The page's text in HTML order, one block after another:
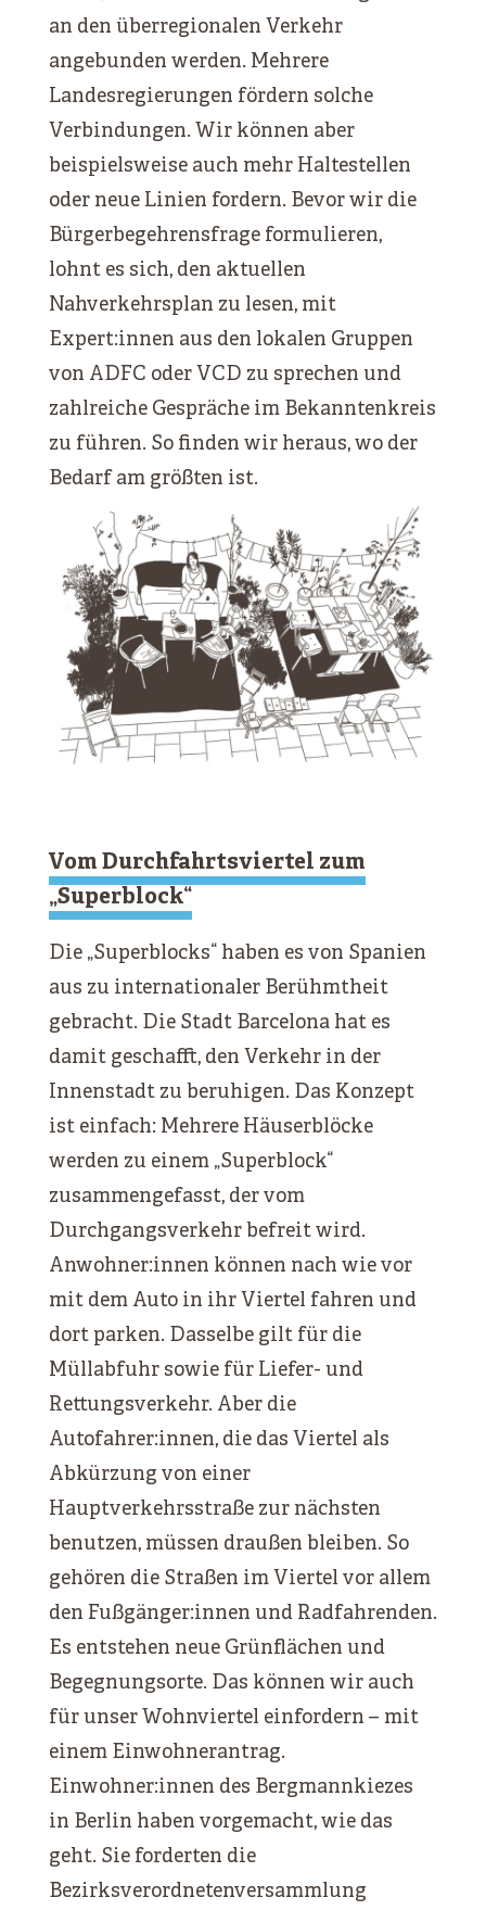
an den überregionalen Verkehr
angebunden werden. Mehrere
Landesregierungen fördern solche
Verbindungen. Wir können aber
beispielsweise auch mehr Haltestellen
oder neue Linien fordern. Bevor wir die
Bürgerbegehrensfrage formulieren,
lohnt es sich, den aktuellen
Nahverkehrsplan zu lesen, mit
Expert:innen aus den lokalen Gruppen
von ADFC oder VCD zu sprechen und
zahlreiche Gespräche im Bekanntenkreis
zu führen. So finden wir heraus, wo der
Bedarf am größten ist.
Vom Durchfahrtsviertel zum
„Superblock“
Die „Superblocks“ haben es von Spanien
aus zu internationaler Berühmtheit
gebracht. Die Stadt Barcelona hat es
damit geschafft, den Verkehr in der
Innenstadt zu beruhigen. Das Konzept
ist einfach: Mehrere Häuserblöcke
werden zu einem „Superblock“
zusammengefasst, der vom
Durchgangsverkehr befreit wird.
Anwohner:innen können nach wie vor
mit dem Auto in ihr Viertel fahren und
dort parken. Dasselbe gilt für die
Müllabfuhr sowie für Liefer- und
Rettungsverkehr. Aber die
Autofahrer:innen, die das Viertel als
Abkürzung von einer
Hauptverkehrsstraße zur nächsten
benutzen, müssen draußen bleiben. So
gehören die Straßen im Viertel vor allem
den Fußgänger:innen und Radfahrenden.
Es entstehen neue Grünflächen und
Begegnungsorte. Das können wir auch
für unser Wohnviertel einfordern – mit
einem Einwohnerantrag.
Einwohner:innen des Bergmannkiezes
in Berlin haben vorgemacht, wie das
geht. Sie forderten die
Bezirksverordnetenversammlung